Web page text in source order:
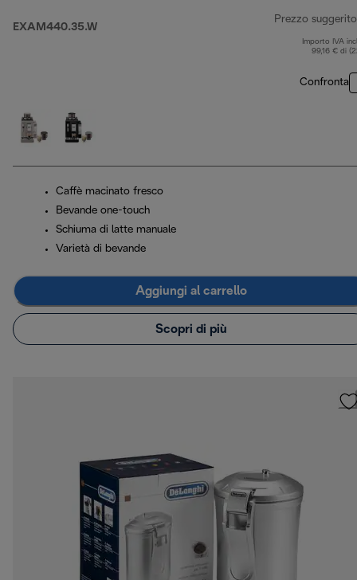
EXAM440.35.W
Prezzo suggerito
Importo IVA
99,16 € di
Confronta
Caffè macinato fresco
Bevande one-touch
Schiuma di latte manuale
Varietà di bevande
Aggiungi al carrello
Scopri di più